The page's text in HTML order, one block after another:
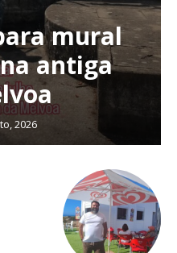
e ajude-nos a manter este serviço
mural
antiga
2026